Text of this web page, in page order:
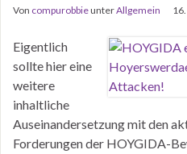
Von compurobbieunterAllgemein
Eigentlich
sollte hier eine
weitere
inhaltliche
Auseinandersetzung mit den
Forderungen der HOYGIDA-